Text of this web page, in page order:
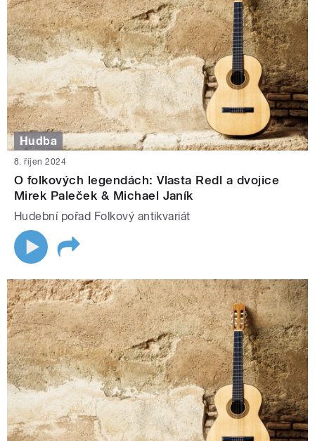
Hudba
8. říjen 2024
O folkových legendách: Vlasta Redl a dvojice
Mirek Paleček & Michael Janík
Hudební pořad Folkový antikvariát